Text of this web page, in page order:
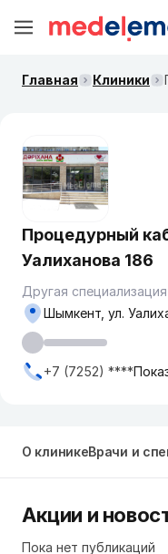
Главная Клиники
Процедурный
Уалиханова 186
Другая специализация
Шымкент, ул.
+7 (7252) ****
О клиникеВрачи и
Акции и
Пока нет публикаций